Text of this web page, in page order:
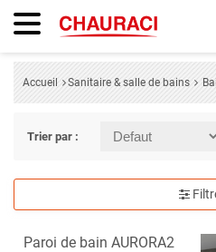
Accueil Sanitaire & salle de bains
Trier par :
Paroi de bain AURORA2